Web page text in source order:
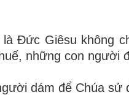
Đức Giêsu không
những con người
dám để Chúa sử